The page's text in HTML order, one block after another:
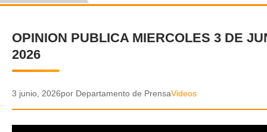
CRÓNICA
DEPORTES
POLICIAL
✕
OPINION PUBLICA MIERCOLES 3 DE
2026
3 junio, 2026por Departamento de PrensaVideos